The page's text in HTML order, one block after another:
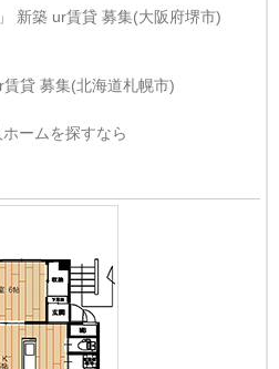
新築 ur賃貸 募集(大阪府堺市)
賃貸 募集(北海道札幌市)
ームを探すなら